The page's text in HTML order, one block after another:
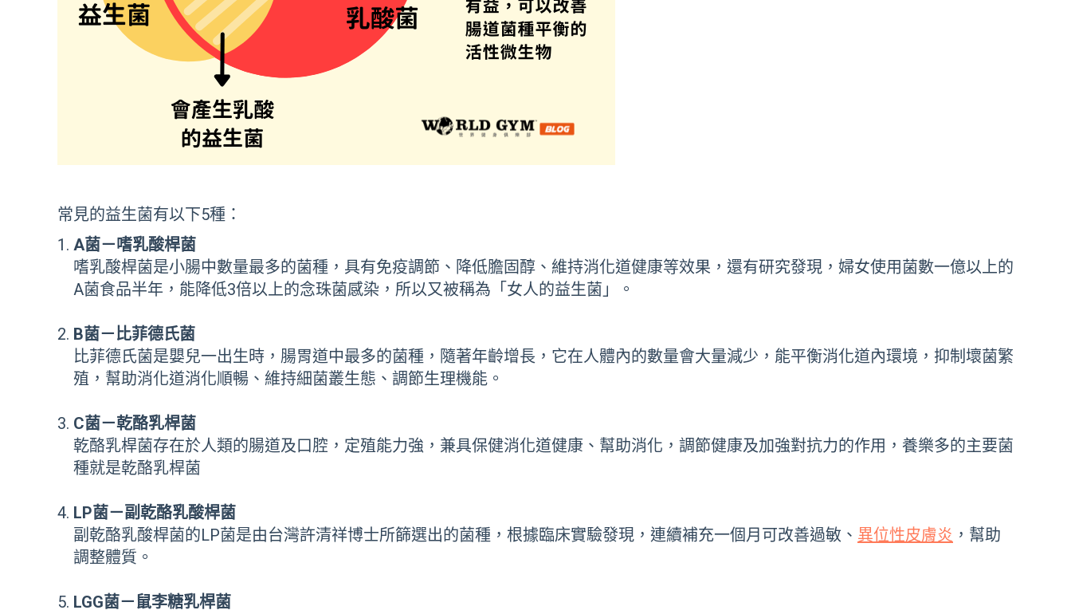
常見的益生菌有以下5種：
A菌－嗜乳酸桿菌
嗜乳酸桿菌是小腸中數量最多的菌種，具有免疫調節、降低膽固醇、維持消化道健康等效果，還有研究發現，婦女使用菌數一億以上的
A菌食品半年，能降低3倍以上的念珠菌感染，所以又被稱為「女人的益生菌」。
B菌－比菲德氏菌
比菲德氏菌是嬰兒一出生時，腸胃道中最多的菌種，隨著年齡增長，它在人體內的數量會大量減少，能平衡消化道內環境，抑制壞菌繁
殖，幫助消化道消化順暢、維持細菌叢生態、調節生理機能。
C菌－乾酪乳桿菌
乾酪乳桿菌存在於人類的腸道及口腔，定殖能力強，兼具保健消化道健康、幫助消化，調節健康及加強對抗力的作用，養樂多的主要菌
種就是乾酪乳桿菌
LP菌－副乾酪乳酸桿菌
副乾酪乳酸桿菌的LP菌是由台灣許清祥博士所篩選出的菌種，根據臨床實驗發現，連續補充一個月可改善過敏、 異位性皮膚炎 ，幫助
調整體質。
LGG菌－鼠李糖乳桿菌